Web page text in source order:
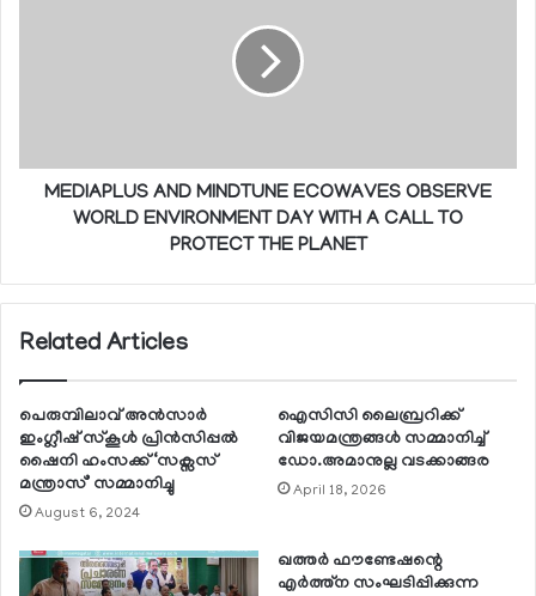
MEDIAPLUS AND MINDTUNE ECOWAVES OBSERVE
WORLD ENVIRONMENT DAY WITH A CALL TO
PROTECT THE PLANET
Related Articles
പെരുമ്പിലാവ് അന്‍സാര്‍
ഇംഗ്ലീഷ് സ്‌കൂള്‍ പ്രിന്‍സിപ്പല്‍
ഷൈനി ഹംസക്ക് ‘സക്സസ്
മന്ത്രാസ്’ സമ്മാനിച്ചു
August 6, 2024
ഐസിസി ലൈബ്രറിക്ക്
വിജയമന്ത്രങ്ങള്‍ സമ്മാനിച്ച്
ഡോ.അമാനുല്ല വടക്കാങ്ങര
April 18, 2026
ഖത്തര്‍ ഫൗണ്ടേഷന്റെ
എര്‍ത്ത്ന സംഘടിപ്പിക്കുന്ന